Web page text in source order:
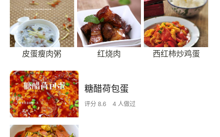
皮蛋瘦肉粥 红烧肉 西红柿炒鸡蛋
糖醋荷包蛋
评分 8.6 4 人做过